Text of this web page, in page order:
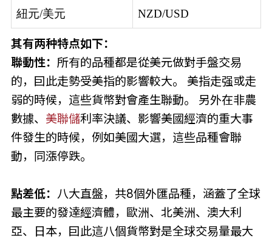
紐元/美元 NZD/USD
其有两种特点如下：
聯動性： 所有的品種都是從美元做對手盤交易
的，囙此走勢受美指的影響較大。 美指走强或走
弱的時候，這些貨幣對會產生聯動。 另外在非農
數據、 美聯儲利率決議、影響美國經濟的重大事
件發生的時候，例如美國大選，這些品種會聯
動，同漲停跌。
點差低： 八大直盤，共8個外匯品種，涵蓋了全球
最主要的發達經濟體，歐洲、北美洲、澳大利
亞、日本，囙此這八個貨幣對是全球交易量最大